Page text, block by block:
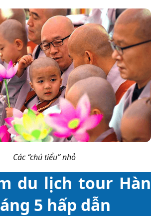
Các “chú tiểu” nhỏ
du lịch tour Hàn
5 hấp dẫn